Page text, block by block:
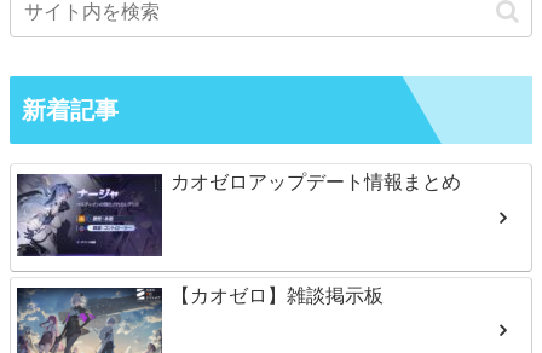
新着記事
カオゼロアップデート情報まとめ
【カオゼロ】雑談掲示板